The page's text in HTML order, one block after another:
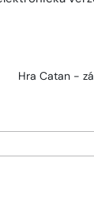
Hra Catan -